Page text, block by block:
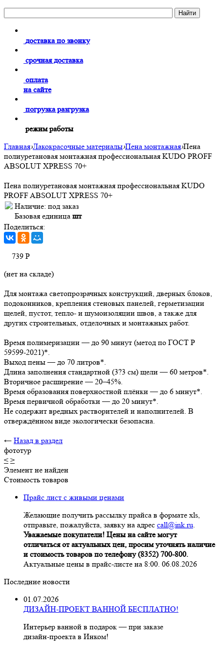
доставка по звонку
срочная доставка
оплата
на сайте
погрузка разгрузка
режим работы
Главная›Лакокрасочные материалы›Пена монтажная›Пена
полиуретановая монтажная профессиональная KUDO PROFF
ABSOLUT XPRESS 70+
Пена полиуретановая монтажная профессиональная KUDO
PROFF ABSOLUT XPRESS 70+
Наличие: под заказ
Базовая единица шт
Поделиться:
739 Р
(нет на складе)
Для монтажа светопрозрачных конструкций, дверных блоков,
подоконников, крепления стеновых панелей, герметизации
щелей, пустот, тепло- и шумоизоляции швов, а также для
других строительных, отделочных и монтажных работ.
Время полимеризации — до 90 минут (метод по ГОСТ Р
59599-2021)*.
Выход пены — до 70 литров*.
Длина заполнения стандартной (3?3 см) щели — 60 метров*.
Вторичное расширение — 20–45%.
Время образования поверхностной плёнки — до 6 минут*.
Время первичной обработки — до 20 минут*.
Не содержит вредных растворителей и наполнителей. В
отверждённом виде экологически безопасна.
← Назад в раздел
фототур
< >
Элемент не найден
Стоимость товаров
Прайс лист с живыми ценами
Желающие получить рассылку прайса в формате xls,
отправьте, пожалуйста, заявку на адрес call@ink.ru.
Уважаемые покупатели! Цены на сайте могут
отличаться от актуальных цен, просим уточнять наличие
и стоимость товаров по телефону (8352) 700-800.
Актуальные цены в прайс-листе на 8:00. 06.08.2026
Последние новости
01.07.2026
ДИЗАЙН-ПРОЕКТ ВАННОЙ БЕСПЛАТНО!
Интерьер ванной в подарок — при заказе
дизайн‑проекта в Инком!